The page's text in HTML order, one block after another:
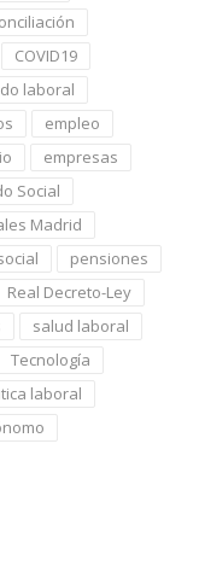
COVID19
laboral
empleo
empresas
Social
Madrid
pensiones
Real Decreto-Ley
salud laboral
Tecnología
laboral